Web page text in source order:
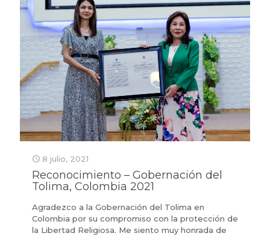
8 julio, 2021
Reconocimiento – Gobernación del
Tolima, Colombia 2021
Agradezco a la Gobernación del Tolima en
Colombia por su compromiso con la protección de
la Libertad Religiosa. Me siento muy honrada de